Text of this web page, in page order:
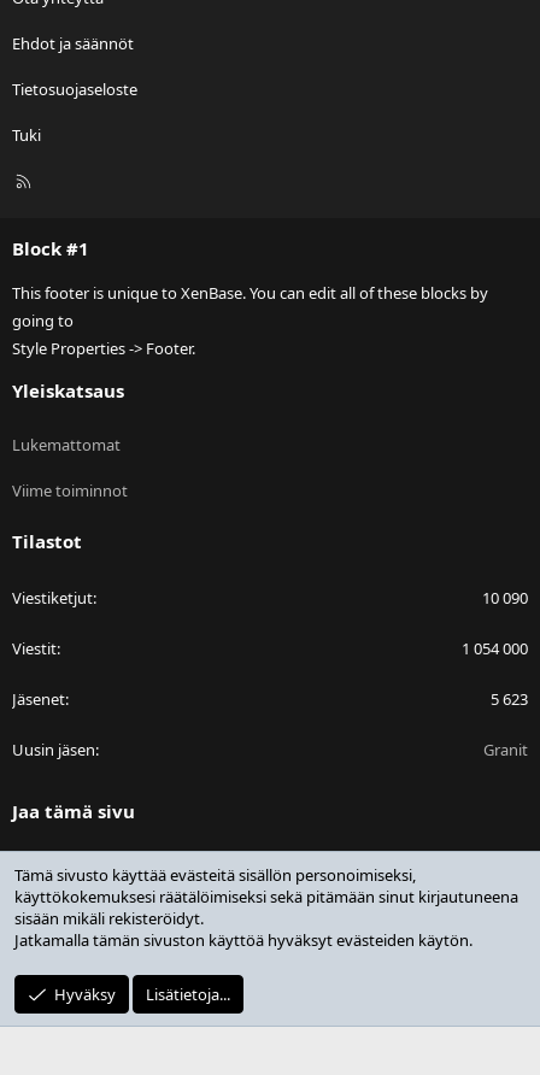
Ehdot ja säännöt
Tietosuojaseloste
Tuki
R
Block #1
This footer is unique to XenBase. You can edit all of these blocks by
going to
Style Properties -> Footer.
Yleiskatsaus
Lukemattomat
Viime toiminnot
Tilastot
Viestiketjut 10 090
Viestit 1 054 000
Jäsenet 5 623
Uusin jäsen Granit
Jaa tämä sivu
Community platform by XenForo® © 2010-2025 XenForo Ltd.
Design by:Pixel Exit
Media embeds via s9e/MediaSites
Tämä sivusto käyttää evästeitä sisällön personoimiseksi,
käyttökokemuksesi räätälöimiseksi sekä pitämään sinut kirjautuneena
sisään mikäli rekisteröidyt.
Jatkamalla tämän sivuston käyttöä hyväksyt evästeiden käytön.
Hyväksy Lisätietoja...